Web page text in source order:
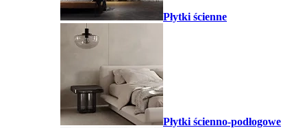
Płytki ścienne
Płytki ścienno-podłogowe